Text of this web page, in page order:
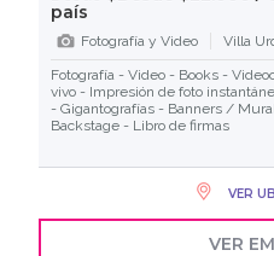
país
Fotografía y Video
Villa
Fotografía - Video - Books -
vivo - Impresión de foto
- Gigantografías - Banners /
Backstage - Libro de firmas
VER
VER